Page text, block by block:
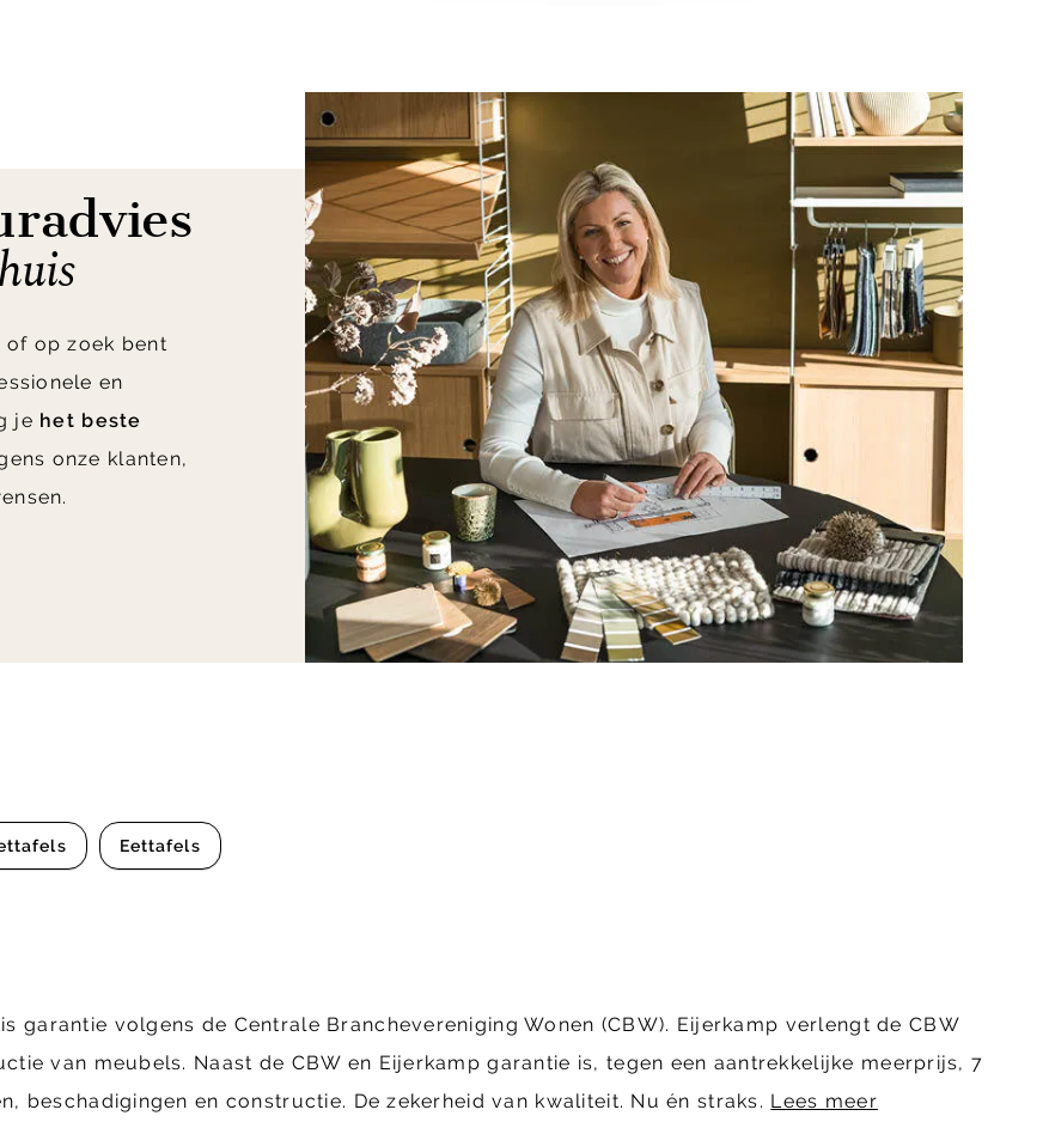
of op zoek bent
en
je het beste
onze klanten,
Eettafels
garantie volgens de Centrale Branchevereniging Wonen (CBW). Eijerkamp verlengt de CBW
van meubels. Naast de CBW en Eijerkamp garantie is, tegen een aantrekkelijke meerprijs, 7
beschadigingen en constructie. De zekerheid van kwaliteit. Nu én straks. Lees meer